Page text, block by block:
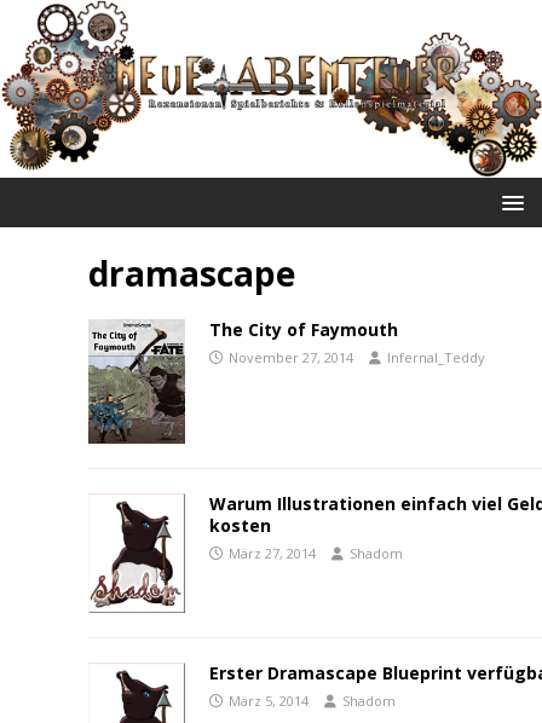
dramascape
The City of Faymouth
November 27, 2014 Infernal_Teddy
Warum Illustrationen einfach viel
kosten
März 27, 2014 Shadom
Erster Dramascape Blueprint
März 5, 2014 Shadom